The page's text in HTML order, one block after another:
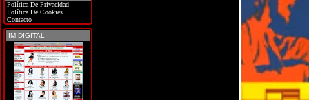
Política De Privacidad
Política De Cookies
Contacto
IM DIGITAL